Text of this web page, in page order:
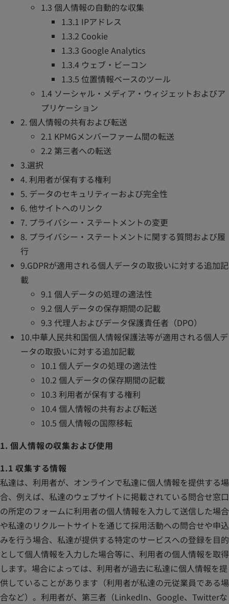
1.3 個人情報の自動的な収集
1.3.1 IPアドレス
1.3.2 Cookie
1.3.3 Google Analytics
1.3.4 ウェブ・ビーコン
1.3.5 位置情報ベースのツール
1.4 ソーシャル・メディア・ウィジェットおよびア
プリケーション
2. 個人情報の共有および転送
2.1 KPMGメンバーファーム間の転送
2.2 第三者への転送
3.選択
4. 利用者が保有する権利
5. データのセキュリティーおよび完全性
6. 他サイトへのリンク
7. プライバシー・ステートメントの変更
8. プライバシー・ステートメントに関する質問および履
行
9.GDPRが適用される個人データの取扱いに対する追加記
載
9.1 個人データの処理の適法性
9.2 個人データの保存期間の記載
9.3 代理人およびデータ保護責任者（DPO）
10.中華人民共和国個人情報保護法等が適用される個人デ
ータの取扱いに対する追加記載
10.1 個人データの処理の適法性
10.2 個人データの保存期間の記載
10.3 利用者が保有する権利
10.4 個人情報の共有および転送
10.5 個人情報の国際移転
1. 個人情報の収集および使用
1.1 収集する情報
私達は、利用者が、オンラインで私達に個人情報を提供する場
合、例えば、私達のウェブサイトに掲載されている問合せ窓口
の所定のフォームに利用者の個人情報を入力して送信した場合
や私達のリクルートサイトを通じて採用活動への問合せや申込
みを行う場合、私達が提供する特定のサービスへの登録を目的
として個人情報を入力した場合等に、利用者の個人情報を取得
します。場合によっては、利用者が過去に私達に個人情報を提
供していることがあります（利用者が私達の元従業員である場
合など）。利用者が、第三者（LinkedIn、Google、Twitterな